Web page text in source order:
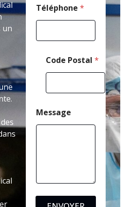
un
Téléphone *
Code Postal *
Message